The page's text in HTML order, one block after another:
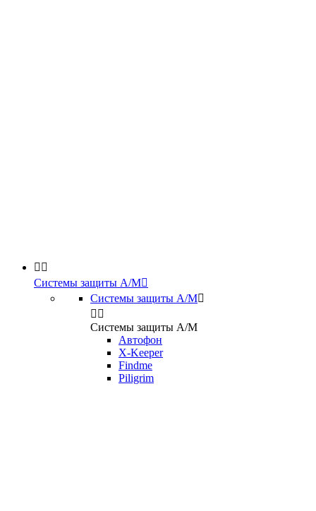
 
Системы защиты А/М
Системы защиты А/М
 
Системы защиты А/М
Автофон
X-Keeper
Findme
Piligrim